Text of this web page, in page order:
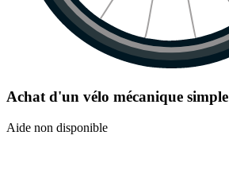
Achat d'un vélo mécanique simple
Aide non disponible